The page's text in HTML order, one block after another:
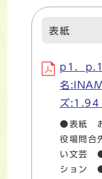
表紙
p1．
名
ズ:1.94
●表紙
役場問
い文芸 ●
ション ●